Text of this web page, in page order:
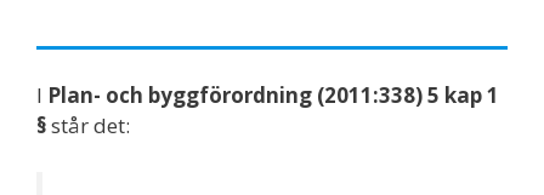
I Plan- och byggförordning (2011:338) 5 kap 1
§står det: